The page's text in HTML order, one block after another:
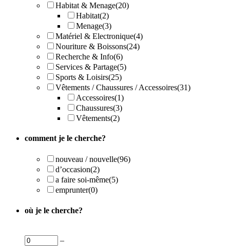
Habitat & Menage(20)
Habitat(2)
Menage(3)
Matériel & Electronique(4)
Nouriture & Boissons(24)
Recherche & Info(6)
Services & Partage(5)
Sports & Loisirs(25)
Vêtements / Chaussures / Accessoires(31)
Accessoires(1)
Chaussures(3)
Vêtements(2)
comment je le cherche?
nouveau / nouvelle(96)
d’occasion(2)
a faire soi-même(5)
emprunter(0)
où je le cherche?
–